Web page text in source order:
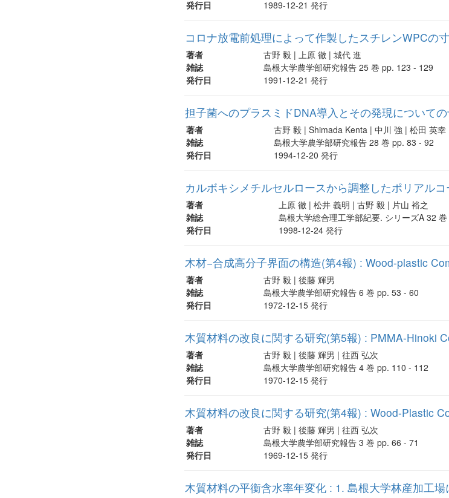
発行日
1989-12-21 発行
コロナ放電前処理によって作製したスチレンWPCの
著者
古野 毅 | 上原 徹 | 城代 進
雑誌
島根大学農学部研究報告 25 巻 pp. 123 - 129
発行日
1991-12-21 発行
担子菌へのプラスミドDNA導入とその発現について
著者
古野 毅 | Shimada Kenta | 中川 強 | 松田 英幸
雑誌
島根大学農学部研究報告 28 巻 pp. 83 - 92
発行日
1994-12-20 発行
カルボキシメチルセルロースから調整したポリアル
著者
上原 徹 | 松井 義明 | 古野 毅 | 片山 裕之
雑誌
島根大学総合理工学部紀要. シリーズA 32
発行日
1998-12-24 発行
木材−合成高分子界面の構造(第4報) : Wood-plastic
著者
古野 毅 | 後藤 輝男
雑誌
島根大学農学部研究報告 6 巻 pp. 53 - 60
発行日
1972-12-15 発行
木質材料の改良に関する研究(第5報) : PMMA-Hinoki
著者
古野 毅 | 後藤 輝男 | 往西 弘次
雑誌
島根大学農学部研究報告 4 巻 pp. 110 - 112
発行日
1970-12-15 発行
木質材料の改良に関する研究(第4報) : Wood-Plastic
著者
古野 毅 | 後藤 輝男 | 往西 弘次
雑誌
島根大学農学部研究報告 3 巻 pp. 66 - 71
発行日
1969-12-15 発行
木質材料の平衡含水率年変化 : 1. 島根大学林産加工場